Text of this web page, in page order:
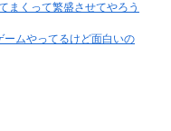
まくって繁盛させてやろう
ムやってるけど面白いの